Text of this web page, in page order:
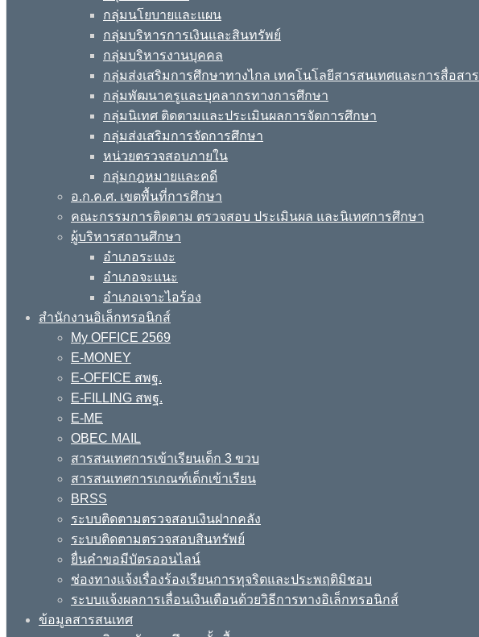
กลุ่มนโยบายและแผน
กลุ่มบริหารการเงินและสินทรัพย์
กลุ่มบริหารงานบุคคล
กลุ่มส่งเสริมการศึกษาทางไกล เทคโนโลยีสารสนเทศและการสื่อสาร
กลุ่มพัฒนาครูและบุคลากรทางการศึกษา
กลุ่มนิเทศ ติดตามและประเมินผลการจัดการศึกษา
กลุ่มส่งเสริมการจัดการศึกษา
หน่วยตรวจสอบภายใน
กลุ่มกฎหมายและคดี
อ.ก.ค.ศ. เขตพื้นที่การศึกษา
คณะกรรมการติดตาม ตรวจสอบ ประเมินผล และนิเทศการศึกษา
ผู้บริหารสถานศึกษา
อำเภอระแงะ
อำเภอจะแนะ
อำเภอเจาะไอร้อง
สำนักงานอิเล็กทรอนิกส์
My OFFICE 2569
E-MONEY
E-OFFICE สพฐ.
E-FILLING สพฐ.
E-ME
OBEC MAIL
สารสนเทศการเข้าเรียนเด็ก 3 ขวบ
สารสนเทศการเกณฑ์เด็กเข้าเรียน
BRSS
ระบบติดตามตรวจสอบเงินฝากคลัง
ระบบติดตามตรวจสอบสินทรัพย์
ยื่นคำขอมีบัตรออนไลน์
ช่องทางแจ้งเรื่องร้องเรียนการทุจริตและประพฤติมิชอบ
ระบบแจ้งผลการเลื่อนเงินเดือนด้วยวิธีการทางอิเล็กทรอนิกส์
ข้อมูลสารสนเทศ